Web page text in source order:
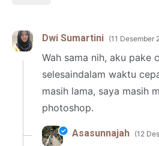
Dwi Sumartini 11 Desember
Wah sama nih, aku pake
selesaindalam waktu
masih lama, saya masih
photoshop.
Asasunnajah 12